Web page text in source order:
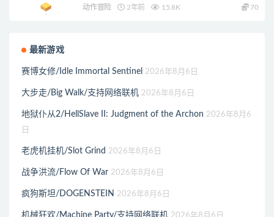
动作冒险 2年前 15.8K 70
最新游戏
赛博女修/Idle Immortal Sentinel 2026年8月6日
大步走/Big Walk/支持网络联机 2026年8月6日
地狱仆从2/HellSlave II: Judgment of the Archon 2026年8月6
日
老虎机挂机/Slot Grind 2026年8月6日
战争洪流/Flow Of War 2026年8月6日
疯狗斯坦/DOGENSTEIN 2026年8月6日